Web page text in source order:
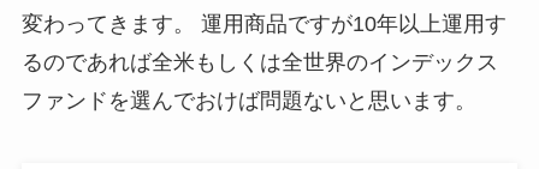
変わってきます。 運用商品ですが10年以上運用す
るのであれば全米もしくは全世界のインデックス
ファンドを選んでおけば問題ないと思います。